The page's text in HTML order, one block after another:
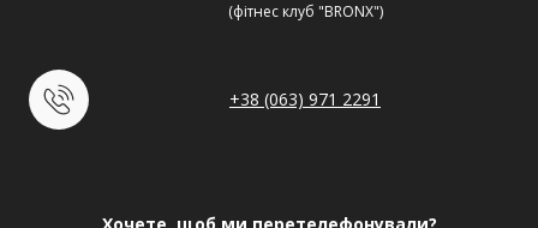
(фітнес клуб "BRONX")
+38 (063) 971 2291